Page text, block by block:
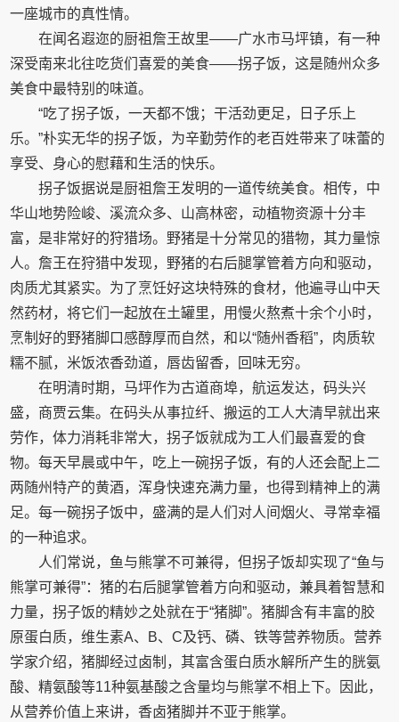
一座城市的真性情。
在闻名遐迩的厨祖詹王故里——广水市马坪镇，有一种
深受南来北往吃货们喜爱的美食——拐子饭，这是随州众多
美食中最特别的味道。
“吃了拐子饭，一天都不饿；干活劲更足，日子乐上
乐。”朴实无华的拐子饭，为辛勤劳作的老百姓带来了味蕾的
享受、身心的慰藉和生活的快乐。
拐子饭据说是厨祖詹王发明的一道传统美食。相传，中
华山地势险峻、溪流众多、山高林密，动植物资源十分丰
富，是非常好的狩猎场。野猪是十分常见的猎物，其力量惊
人。詹王在狩猎中发现，野猪的右后腿掌管着方向和驱动，
肉质尤其紧实。为了烹饪好这块特殊的食材，他遍寻山中天
然药材，将它们一起放在土罐里，用慢火熬煮十余个小时，
烹制好的野猪脚口感醇厚而自然，和以“随州香稻”，肉质软
糯不腻，米饭浓香劲道，唇齿留香，回味无穷。
在明清时期，马坪作为古道商埠，航运发达，码头兴
盛，商贾云集。在码头从事拉纤、搬运的工人大清早就出来
劳作，体力消耗非常大，拐子饭就成为工人们最喜爱的食
物。每天早晨或中午，吃上一碗拐子饭，有的人还会配上二
两随州特产的黄酒，浑身快速充满力量，也得到精神上的满
足。每一碗拐子饭中，盛满的是人们对人间烟火、寻常幸福
的一种追求。
人们常说，鱼与熊掌不可兼得，但拐子饭却实现了“鱼与
熊掌可兼得”：猪的右后腿掌管着方向和驱动，兼具着智慧和
力量，拐子饭的精妙之处就在于“猪脚”。猪脚含有丰富的胶
原蛋白质，维生素A、B、C及钙、磷、铁等营养物质。营养
学家介绍，猪脚经过卤制，其富含蛋白质水解所产生的胱氨
酸、精氨酸等11种氨基酸之含量均与熊掌不相上下。因此，
从营养价值上来讲，香卤猪脚并不亚于熊掌。